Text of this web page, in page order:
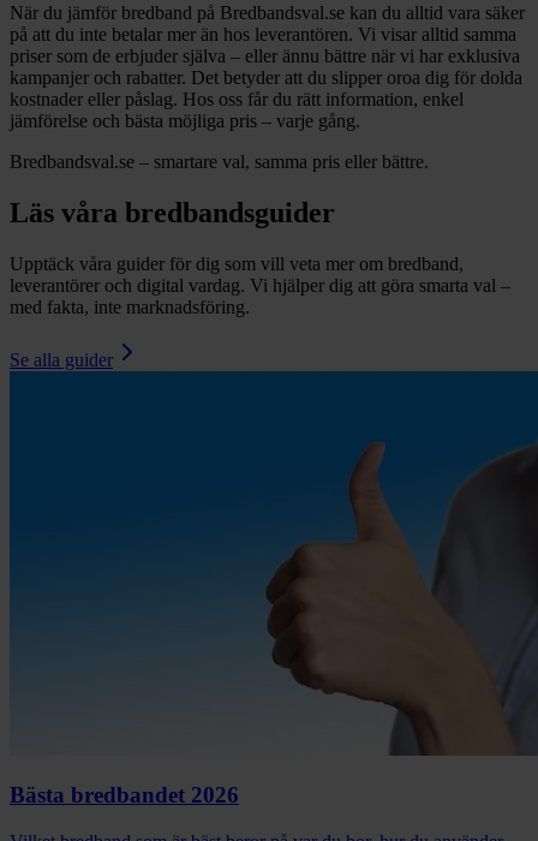
När du jämför bredband på Bredbandsval.se kan du alltid vara säker
på att du inte betalar mer än hos leverantören. Vi visar alltid samma
priser som de erbjuder själva – eller ännu bättre när vi har exklusiva
kampanjer och rabatter. Det betyder att du slipper oroa dig för dolda
kostnader eller påslag. Hos oss får du rätt information, enkel
jämförelse och bästa möjliga pris – varje gång.
Bredbandsval.se – smartare val, samma pris eller bättre.
Läs våra bredbandsguider
Upptäck våra guider för dig som vill veta mer om bredband,
leverantörer och digital vardag. Vi hjälper dig att göra smarta val –
med fakta, inte marknadsföring.
Se alla guider
Bästa bredbandet 2026